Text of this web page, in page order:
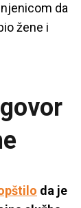
da
žene i
da je